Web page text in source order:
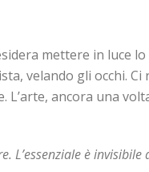
mettere in luce
velando gli occhi.
L’arte, ancora una
L’essenziale è invisibile